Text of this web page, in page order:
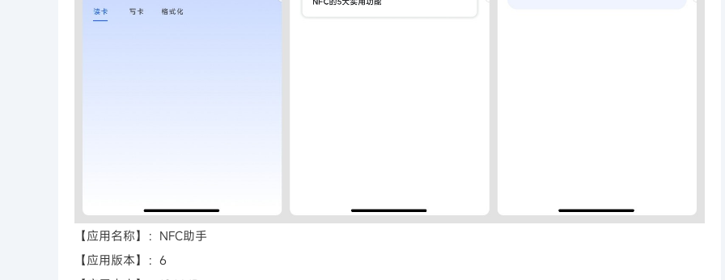
【应用名称】：NFC助手
【应用版本】：6